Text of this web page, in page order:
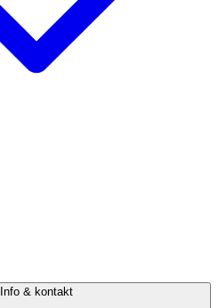
Info & kontakt